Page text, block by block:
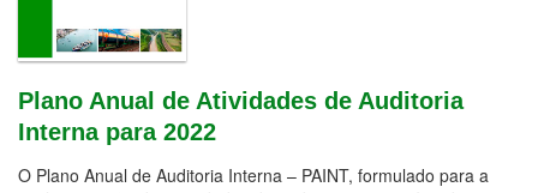
Plano Anual de Atividades de Auditoria
Interna para 2022
O Plano Anual de Auditoria Interna – PAINT, formulado para a